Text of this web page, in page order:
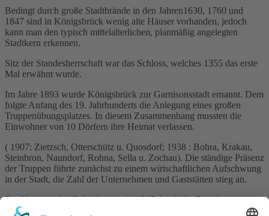
Bedingt durch große Stadtbrände in den Jahren1630, 1760 und
1847 sind in Königsbrück wenig alte Häuser vorhanden, jedoch
kann man den typisch mittelalterlichen, planmäßig angelegten
Stadtkern erkennen.
Sitz der Standesherrschaft war das Schloss, welches 1355 das erste
Mal erwähnt wurde.
Im Jahre 1893 wurde Königsbrück zur Garnisonsstadt ernannt. Dem
folgte Anfang des 19. Jahrhunderts die Anlegung eines großen
Truppenübungsplatzes. In diesem Zusammenhang mussten die
Einwohner von 10 Dörfern ihre Heimat verlassen.
( 1907: Zietzsch, Otterschütz u. Quosdorf; 1938 : Bohra, Krakau,
Steinbron, Naundorf, Rohna, Sella u. Zochau). Die ständige Präsenz
der Truppen führte zunächst zu einem wirtschaftlichen Aufschwung
in der Stadt, die Zahl der Unternehmen und Gaststätten stieg an.
Die Nutzung des Geländes wurde 1945 durch die Rote Armee
übernommen.